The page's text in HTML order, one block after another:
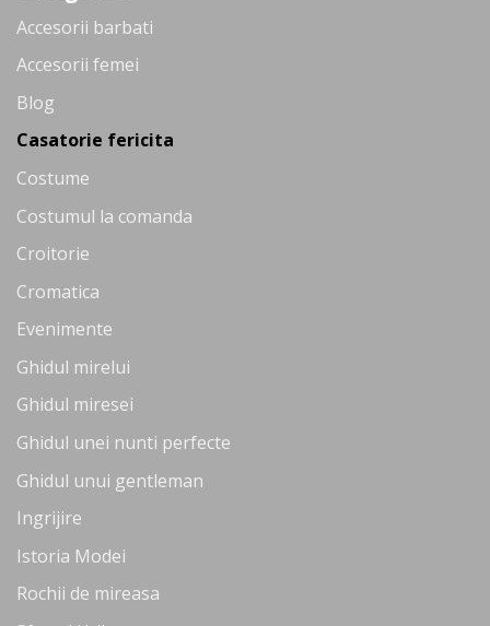
Accesorii barbati
Accesorii femei
Blog
Casatorie fericita
Costume
Costumul la comanda
Croitorie
Cromatica
Evenimente
Ghidul mirelui
Ghidul miresei
Ghidul unei nunti perfecte
Ghidul unui gentleman
Ingrijire
Istoria Modei
Rochii de mireasa